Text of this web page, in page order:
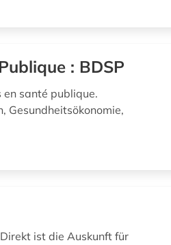
: BDSP
en santé publique.
Gesundheitsökonomie,
ist die Auskunft für